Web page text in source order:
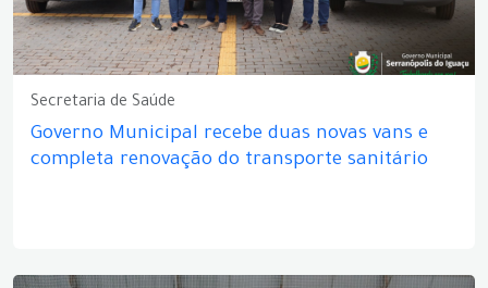
Secretaria de Saúde
Governo Municipal recebe duas novas vans e
completa renovação do transporte sanitário